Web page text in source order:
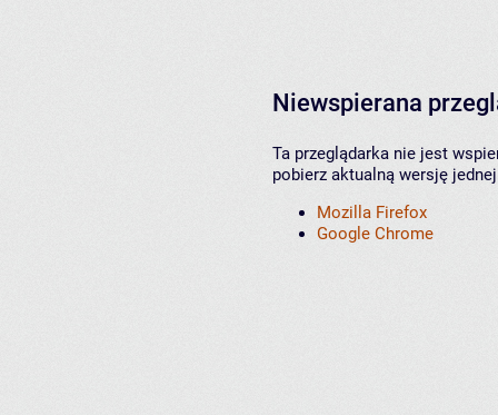
Niewspierana
Ta przeglądarka nie jest
pobierz aktualną wersję
Mozilla Firefox
Google Chrome